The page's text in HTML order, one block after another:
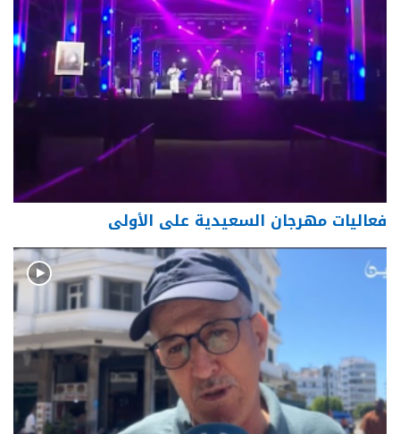
فعاليات مهرجان السعيدية على الأولى